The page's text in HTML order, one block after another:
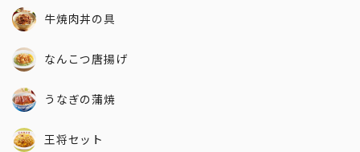
牛焼肉丼の具
なんこつ唐揚げ
うなぎの蒲焼
王将セット